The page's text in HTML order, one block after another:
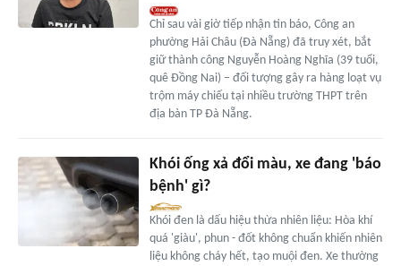
Chỉ sau vài giờ tiếp nhận tin báo, Công an
phường Hải Châu (Đà Nẵng) đã truy xét, bắt
giữ thành công Nguyễn Hoàng Nghĩa (39 tuổi,
quê Đồng Nai) – đối tượng gây ra hàng loạt vụ
trộm máy chiếu tại nhiều trường THPT trên
địa bàn TP Đà Nẵng.
Khói ống xả đổi màu, xe đang 'báo
bệnh' gì?
Khói đen là dấu hiệu thừa nhiên liệu: Hòa khí
quá 'giàu', phun - đốt không chuẩn khiến nhiên
liệu không cháy hết, tạo muội đen. Xe thường